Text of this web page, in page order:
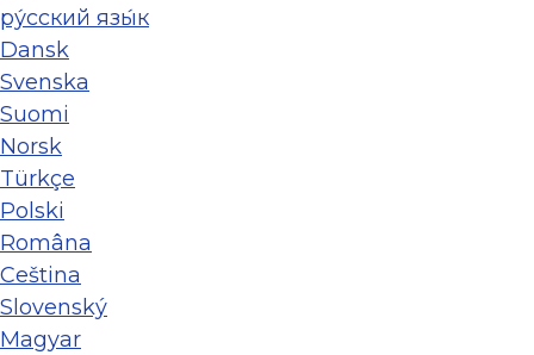
ру́сский язы́к
Dansk
Svenska
Suomi
Norsk
Türkçe
Polski
Româna
Ceština
Slovenský
Magyar